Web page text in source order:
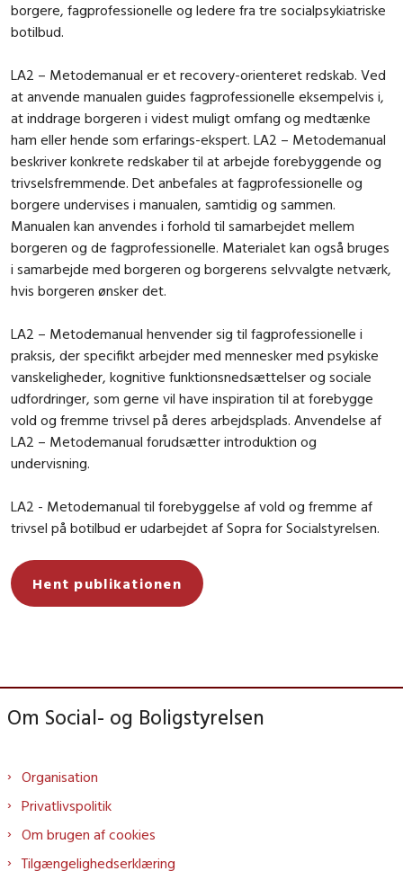
borgere, fagprofessionelle og ledere fra tre socialpsykiatriske
botilbud.
LA2 – Metodemanual er et recovery-orienteret redskab. Ved
at anvende manualen guides fagprofessionelle eksempelvis i,
at inddrage borgeren i videst muligt omfang og medtænke
ham eller hende som erfarings-ekspert. LA2 – Metodemanual
beskriver konkrete redskaber til at arbejde forebyggende og
trivselsfremmende. Det anbefales at fagprofessionelle og
borgere undervises i manualen, samtidig og sammen.
Manualen kan anvendes i forhold til samarbejdet mellem
borgeren og de fagprofessionelle. Materialet kan også bruges
i samarbejde med borgeren og borgerens selvvalgte netværk,
hvis borgeren ønsker det.
LA2 – Metodemanual henvender sig til fagprofessionelle i
praksis, der specifikt arbejder med mennesker med psykiske
vanskeligheder, kognitive funktionsnedsættelser og sociale
udfordringer, som gerne vil have inspiration til at forebygge
vold og fremme trivsel på deres arbejdsplads. Anvendelse af
LA2 – Metodemanual forudsætter introduktion og
undervisning.
LA2 - Metodemanual til forebyggelse af vold og fremme af
trivsel på botilbud er udarbejdet af Sopra for Socialstyrelsen.
Hent publikationen
Om Social- og Boligstyrelsen
Organisation
Privatlivspolitik
Om brugen af cookies
Tilgængelighedserklæring